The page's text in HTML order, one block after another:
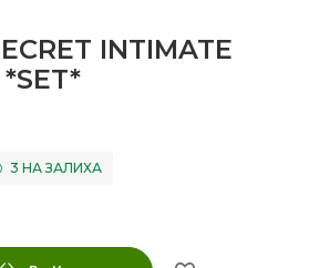
INTIMATE
3 НА ЗАЛИХА